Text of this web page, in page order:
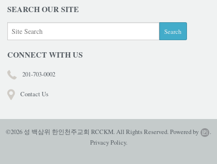
SEARCH OUR SITE
CONNECT WITH US
201-703-0002
Contact Us
©2026 성 백삼위 한인천주교회 RCCKM. All Rights Reserved. Powered by
.
Privacy Policy.